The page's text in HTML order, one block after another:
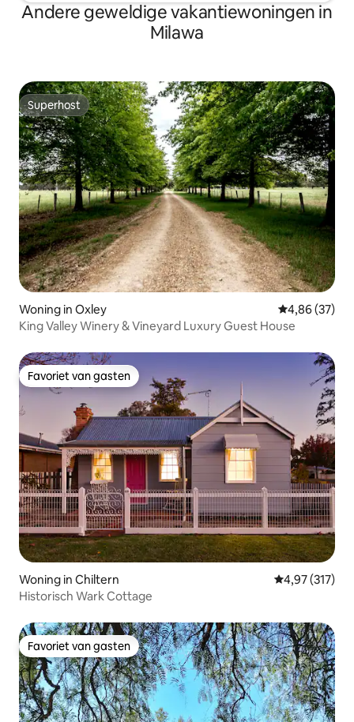
Andere geweldige vakantiewoningen in
Milawa
Superhost
Superhost
Woning in Oxley Gemiddelde
4,86 (37)
King Valley Winery & Vineyard Luxury Guest House
Favoriet van gasten
Favoriet van gasten
Woning in Chiltern Gemiddelde
4,97 (317)
Historisch Wark Cottage
Favoriet van gasten
Favoriet van gasten